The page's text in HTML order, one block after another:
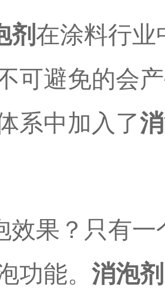
剂在涂料行业
可避免的会
系中加入了
效果？只有一
功能。 消泡剂